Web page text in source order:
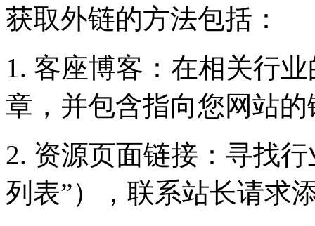
获取外链的方法包括：
1. 客座博客：在相关行
章，并包含指向您网站的
2. 资源页面链接：寻找
列表”），联系站长请求